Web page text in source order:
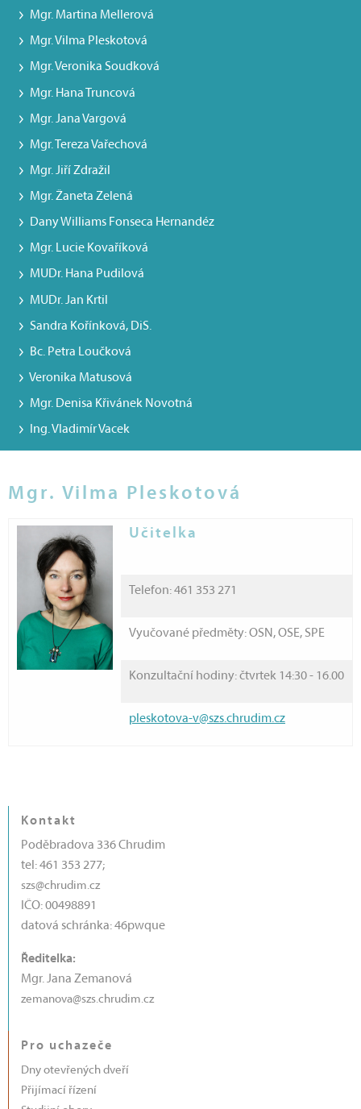
Mgr. Martina Mellerová
Mgr. Vilma Pleskotová
Mgr. Veronika Soudková
Mgr. Hana Truncová
Mgr. Jana Vargová
Mgr. Tereza Vařechová
Mgr. Jiří Zdražil
Mgr. Žaneta Zelená
Dany Williams Fonseca Hernandéz
Mgr. Lucie Kovaříková
MUDr. Hana Pudilová
MUDr. Jan Krtil
Sandra Kořínková, DiS.
Bc. Petra Loučková
Veronika Matusová
Mgr. Denisa Křivánek Novotná
Ing. Vladimír Vacek
Mgr. Vilma Pleskotová
Učitelka
Telefon: 461 353 271
Vyučované předměty: OSN, OSE, SPE
Konzultační hodiny: čtvrtek 14:30 - 16.00
pleskotova-v@szs.chrudim.cz
Kontakt
Poděbradova 336 Chrudim
tel: 461 353 277;
szs@chrudim.cz
IČO: 00498891
datová schránka: 46pwque
Ředitelka:
Mgr. Jana Zemanová
zemanova@szs.chrudim.cz
Pro uchazeče
Dny otevřených dveří
Přijímací řízení